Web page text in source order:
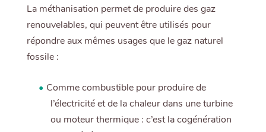
La méthanisation permet de produire des gaz
renouvelables, qui peuvent être utilisés pour
répondre aux mêmes usages que le gaz naturel
fossile :
Comme combustible pour produire de
l’électricité et de la chaleur dans une turbine
ou moteur thermique : c’est la cogénération